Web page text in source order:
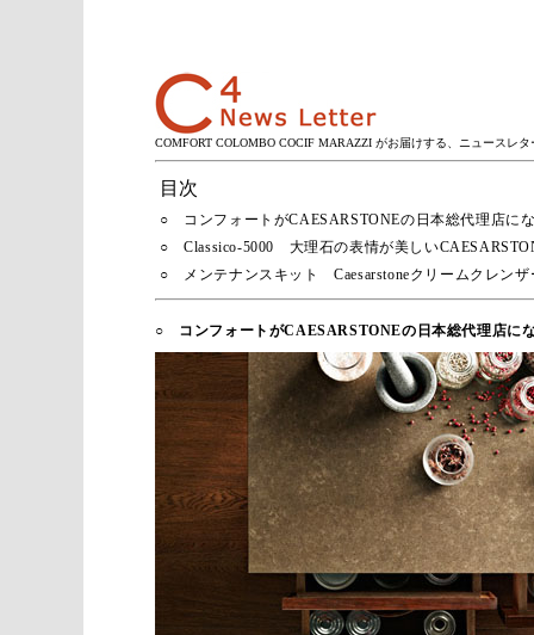
COMFORT COLOMBO COCIF MARAZZI がお届けする、ニュースレタ
目次
○ コンフォートがCAESARSTONEの日本総代理店に
○ Classico-5000 大理石の表情が美しい
○ メンテナンスキット Caesarstoneクリームクレンザ
○ コンフォートがCAESARSTONEの日本総代理店に